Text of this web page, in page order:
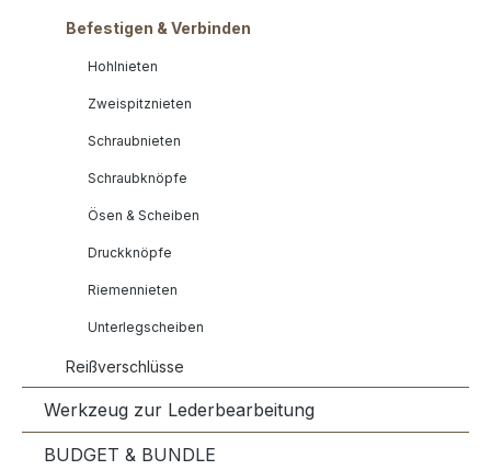
Befestigen & Verbinden
Hohlnieten
Zweispitznieten
Schraubnieten
Schraubknöpfe
Ösen & Scheiben
Druckknöpfe
Riemennieten
Unterlegscheiben
Reißverschlüsse
Werkzeug zur Lederbearbeitung
BUDGET & BUNDLE